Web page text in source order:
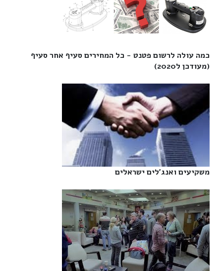
כמה עולה לרשום פטנט - כל המחירים סעיף אחר סעיף
(מעודכן ל2020)‎
משקיעים ואנג'לים ישראלים‎